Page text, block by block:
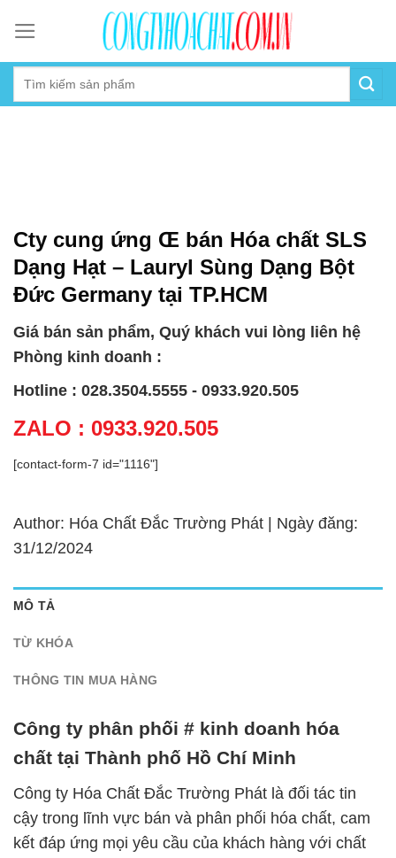
content
Cty cung ứng Œ bán Hóa chất SLS
Dạng Hạt – Lauryl Sùng Dạng Bột
Đức Germany tại TP.HCM
Giá bán sản phẩm, Quý khách vui lòng liên hệ
Phòng kinh doanh :
Hotline : 028.3504.5555 - 0933.920.505
ZALO : 0933.920.505
[contact-form-7 id="1116"]
Author: Hóa Chất Đắc Trường Phát | Ngày đăng:
31/12/2024
MÔ TẢ
TỪ KHÓA
THÔNG TIN MUA HÀNG
Công ty phân phối # kinh doanh hóa
chất tại Thành phố Hồ Chí Minh
Công ty Hóa Chất Đắc Trường Phát là đối tác tin
cậy trong lĩnh vực bán và phân phối hóa chất, cam
kết đáp ứng mọi yêu cầu của khách hàng với chất